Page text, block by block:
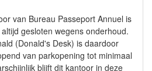
van Bureau Passeport Annuel is
gesloten wegens onderhoud.
(Donald's Desk) is daardoor
van parkopening tot minimaal
blijft dit kantoor in deze